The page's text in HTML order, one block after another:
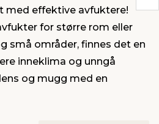
med effektive avfuktere!
for større rom eller
små områder, finnes det en
inneklima og unngå
og mugg med en